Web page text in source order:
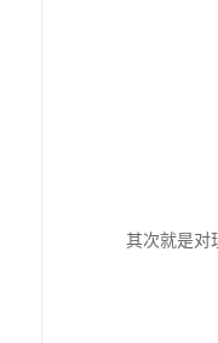
其次就是对